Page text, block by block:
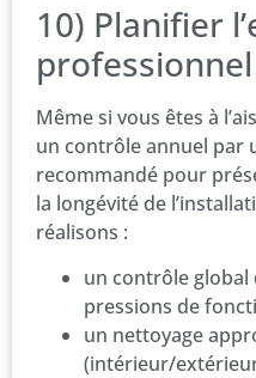
10) Planifier
Même si vous êtes à
un contrôle annuel par
recommandé pour
la longévité de
réalisons :
un contrôle global
pressions de
un nettoyage
(intérieur/